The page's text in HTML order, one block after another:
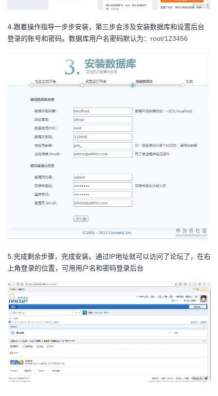
4.跟着操作指导一步步安装，第三步会涉及安装数据库和设置后台
登录的账号和密码。数据库用户名密码默认为： root/123456
5.完成剩余步骤，完成安装。通过IP地址就可以访问了论坛了，在右
上角登录的位置，可用用户名和密码登录后台